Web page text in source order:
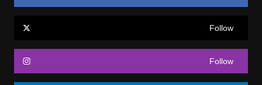
Follow
Follow